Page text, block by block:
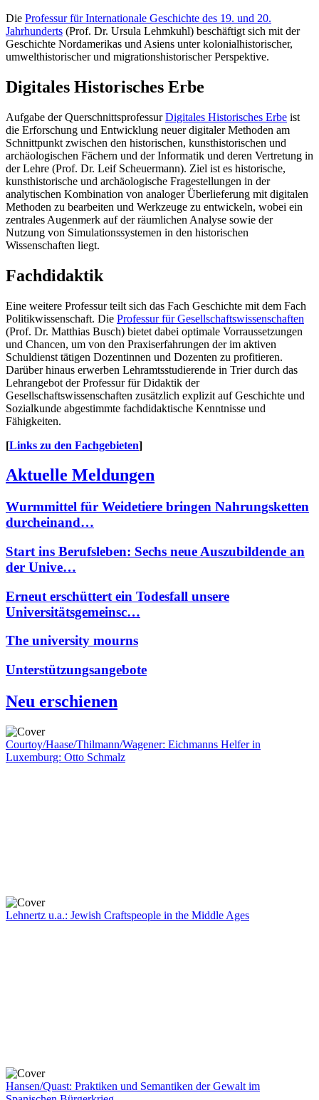
Die Professur für Internationale Geschichte des 19. und 20.
Jahrhunderts (Prof. Dr. Ursula Lehmkuhl) beschäftigt sich mit der
Geschichte Nordamerikas und Asiens unter kolonialhistorischer,
umwelthistorischer und migrationshistorischer Perspektive.
Digitales Historisches Erbe
Aufgabe der QuerschnittsprofessurDigitales Historisches Erbe ist
die Erforschung und Entwicklung neuer digitaler Methoden am
Schnittpunkt zwischen den historischen, kunsthistorischen und
archäologischen Fächern und der Informatik und deren Vertretung in
der Lehre (Prof. Dr. Leif Scheuermann). Ziel ist es historische,
kunsthistorische und archäologische Fragestellungen in der
analytischen Kombination von analoger Überlieferung mit digitalen
Methoden zu bearbeiten und Werkzeuge zu entwickeln, wobei ein
zentrales Augenmerk auf der räumlichen Analyse sowie der
Nutzung von Simulationssystemen in den historischen
Wissenschaften liegt.
Fachdidaktik
Eine weitere Professur teilt sich das Fach Geschichte mit dem Fach
Politikwissenschaft. Die Professur für Gesellschaftswissenschaften
(Prof. Dr. Matthias Busch) bietet dabei optimale Vorraussetzungen
und Chancen, um von den Praxiserfahrungen der im aktiven
Schuldienst tätigen Dozentinnen und Dozenten zu profitieren.
Darüber hinaus erwerben Lehramtsstudierende in Trier durch das
Lehrangebot der Professur für Didaktik der
Gesellschaftswissenschaften zusätzlich explizit auf Geschichte und
Sozialkunde abgestimmte fachdidaktische Kenntnisse und
Fähigkeiten.
[Links zu den Fachgebieten]
Aktuelle Meldungen
Wurmmittel für Weidetiere bringen Nahrungsketten
durcheinand…
Start ins Berufsleben: Sechs neue Auszubildende an
der Unive…
Erneut erschüttert ein Todesfall unsere
Universitätsgemeinsc…
The university mourns
Unterstützungsangebote
Neu erschienen
Courtoy/Haase/Thilmann/Wagener: Eichmanns Helfer in
Luxemburg: Otto Schmalz
Lehnertz u.a.: Jewish Craftspeople in the Middle Ages
Hansen/Quast: Praktiken und Semantiken der Gewalt im